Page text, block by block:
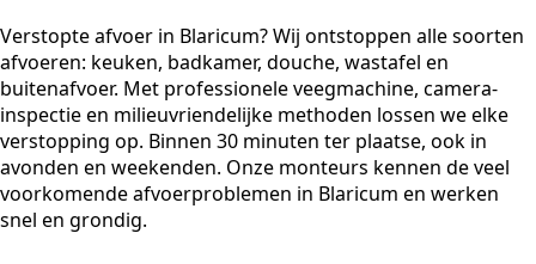
Verstopte afvoer in Blaricum? Wij ontstoppen alle soorten
afvoeren: keuken, badkamer, douche, wastafel en
buitenafvoer. Met professionele veegmachine, camera-
inspectie en milieuvriendelijke methoden lossen we elke
verstopping op. Binnen 30 minuten ter plaatse, ook in
avonden en weekenden. Onze monteurs kennen de veel
voorkomende afvoerproblemen in Blaricum en werken
snel en grondig.